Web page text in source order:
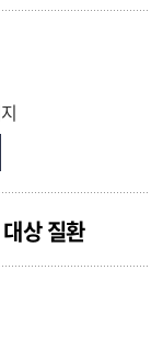
상 질환